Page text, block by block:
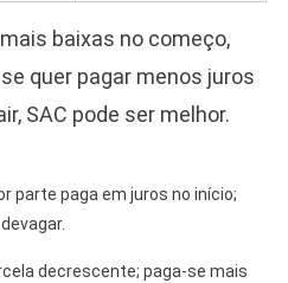
baixas no começo,
quer pagar menos juros
SAC pode ser melhor.
parte paga em juros no início;
decrescente; paga-se mais